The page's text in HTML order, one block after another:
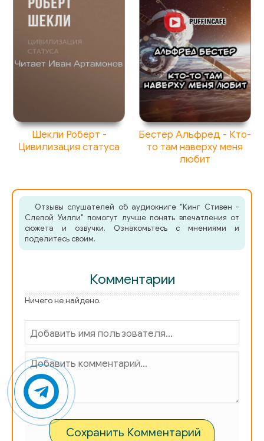
Шекли Роберт -
Цивилизация статуса
Бестер Альфред - Кто-
то там наверху меня
любит
Отзывы слушателей об аудиокниге "Кинг Стивен -
Слепой Уилли" помогут лучше понять впечатления от
сюжета и озвучки. Ознакомьтесь с мнениями и
поделитесь своим.
Комментарии
Ничего не найдено.
Сохранить Комментарий